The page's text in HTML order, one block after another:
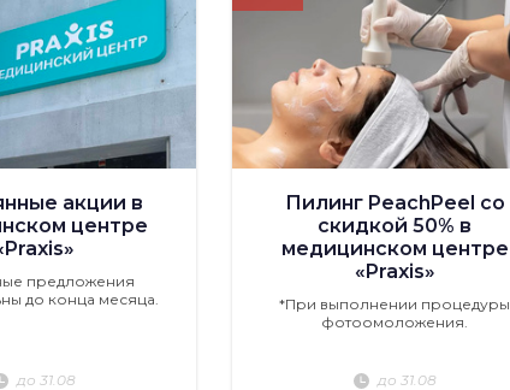
акции в
центре
предложения
до конца месяца.
до 31.08
Пилинг PeachPeel со
скидкой 50% в
медицинском центре
«Praxis»
*При выполнении процедуры
фотоомоложения.
до 31.08